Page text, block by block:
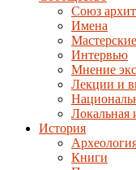
Союз
Имена
Мастерские
Интервью
Мнение
Лекции и
Локальная
История
Книги